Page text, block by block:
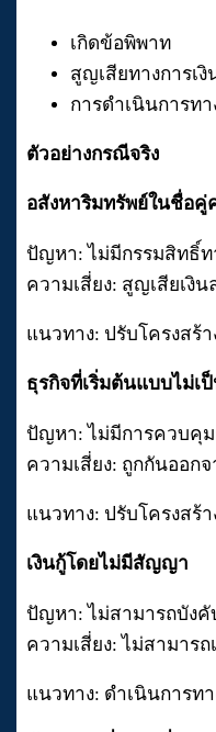
เกิดข้อพิพาท
สูญเสียทางการเงิ
การดำเนินการท
ตัวอย่างกรณีจริง
อสังหาริมทรัพย์ในชื่อคู่
ปัญหา: ไม่มีกรรมสิทธิ์ท
ความเสี่ยง: สูญเสียเงิ
แนวทาง: ปรับโครงสร้
ธุรกิจที่เริ่มต้นแบบไม่เ
ปัญหา: ไม่มีการควบคุม
ความเสี่ยง: ถูกกันออก
แนวทาง: ปรับโครงสร้
เงินกู้โดยไม่มีสัญญา
ปัญหา: ไม่สามารถบังคั
ความเสี่ยง: ไม่สามารถ
แนวทาง: ดำเนินการท